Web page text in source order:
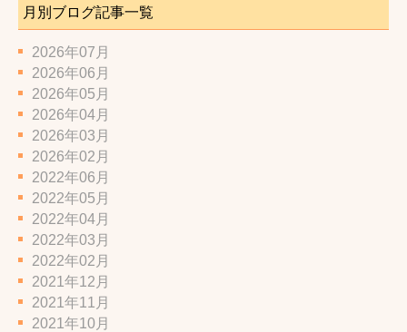
月別ブログ記事一覧
2026年07月
2026年06月
2026年05月
2026年04月
2026年03月
2026年02月
2022年06月
2022年05月
2022年04月
2022年03月
2022年02月
2021年12月
2021年11月
2021年10月